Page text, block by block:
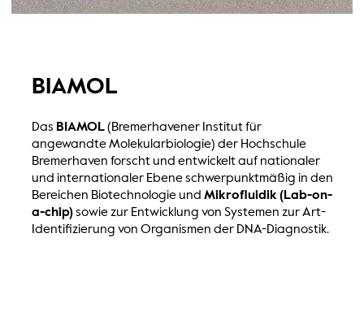
BIAMOL
Das BIAMOL(Bremerhavener Institut für
angewandte Molekularbiologie) der Hochschule
Bremerhaven forscht und entwickelt auf nationaler
und internationaler Ebene schwerpunktmäßig in den
Bereichen Biotechnologie und Mikrofluidik (Lab-on-
a-chip)sowie zur Entwicklung von Systemen zur Art-
Identifizierung von Organismen der DNA-Diagnostik.